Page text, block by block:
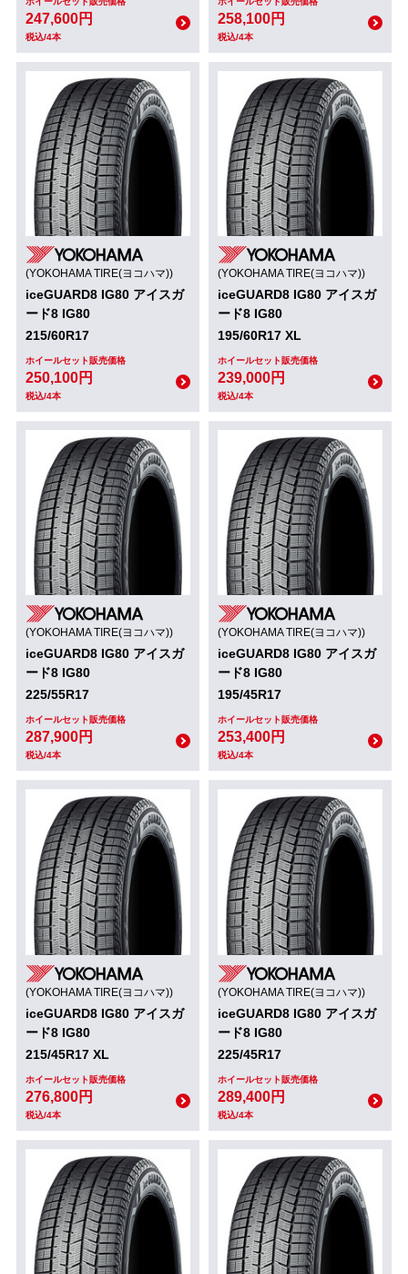
247,600円
税込/4本
258,100円
税込/4本
(YOKOHAMA TIRE(ヨコハマ))
iceGUARD8 IG80 アイスガ
ード8 IG80
215/60R17
ホイールセット販売価格
250,100円
税込/4本
(YOKOHAMA TIRE(ヨコハマ))
iceGUARD8 IG80 アイスガ
ード8 IG80
195/60R17 XL
ホイールセット販売価格
239,000円
税込/4本
(YOKOHAMA TIRE(ヨコハマ))
iceGUARD8 IG80 アイスガ
ード8 IG80
225/55R17
ホイールセット販売価格
287,900円
税込/4本
(YOKOHAMA TIRE(ヨコハマ))
iceGUARD8 IG80 アイスガ
ード8 IG80
195/45R17
ホイールセット販売価格
253,400円
税込/4本
(YOKOHAMA TIRE(ヨコハマ))
iceGUARD8 IG80 アイスガ
ード8 IG80
215/45R17 XL
ホイールセット販売価格
276,800円
税込/4本
(YOKOHAMA TIRE(ヨコハマ))
iceGUARD8 IG80 アイスガ
ード8 IG80
225/45R17
ホイールセット販売価格
289,400円
税込/4本